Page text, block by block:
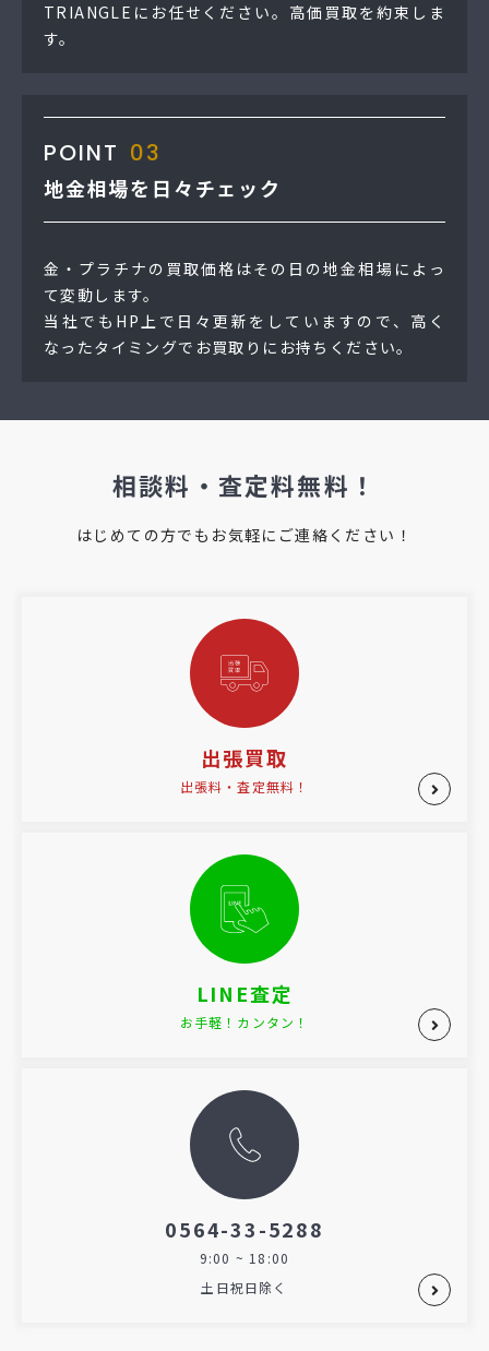
TRIANGLEにお任せください。高価買取を約束しま
す。
POINT 03
地金相場を日々チェック
金・プラチナの買取価格はその日の地金相場によっ
て変動します。
当社でもHP上で日々更新をしていますので、高く
なったタイミングでお買取りにお持ちください。
相談料・査定料無料！
はじめての方でもお気軽にご連絡ください！
出張買取
出張料・査定無料！
LINE査定
お手軽！カンタン！
0564-33-5288
9:00 ~ 18:00
土日祝日除く